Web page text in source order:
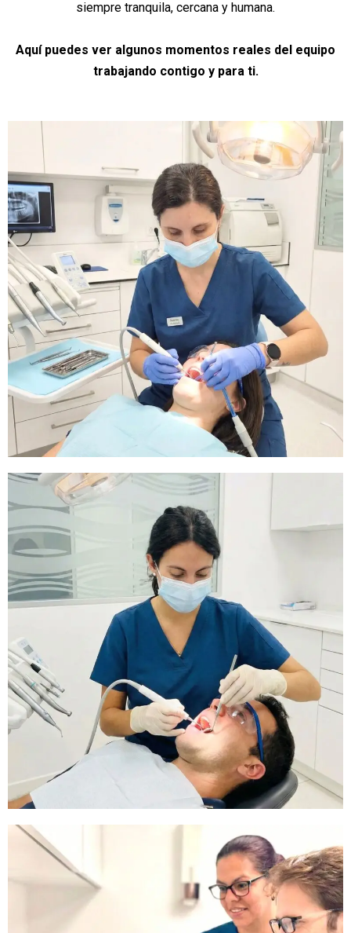
siempre tranquila, cercana y humana.
Aquí puedes ver algunos momentos reales del equipo
trabajando contigo y para ti.